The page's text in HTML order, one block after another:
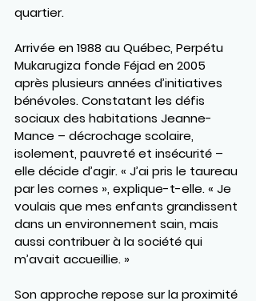
quartier.
Arrivée en 1988 au Québec, Perpétu
Mukarugiza fonde Féjad en 2005
après plusieurs années d’initiatives
bénévoles. Constatant les défis
sociaux des habitations Jeanne-
Mance – décrochage scolaire,
isolement, pauvreté et insécurité –
elle décide d’agir. « J’ai pris le taureau
par les cornes », explique-t-elle. « Je
voulais que mes enfants grandissent
dans un environnement sain, mais
aussi contribuer à la société qui
m’avait accueillie. »
Son approche repose sur la proximité